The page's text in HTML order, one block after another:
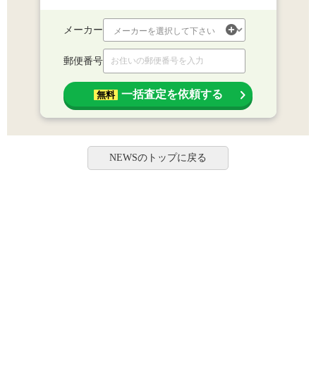
メーカー
郵便番号
無料 一括査定を依頼する
NEWSのトップに戻る